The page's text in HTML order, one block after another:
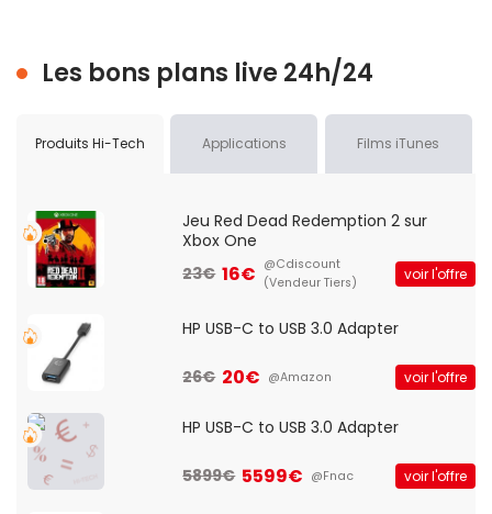
Les bons plans live 24h/24
Produits Hi-Tech Applications Films iTunes
Jeu Red Dead Redemption 2 sur
Xbox One
23€ 16€ @Cdiscount
(Vendeur Tiers)
voir l'offre
HP USB-C to USB 3.0 Adapter
26€ 20€ @Amazon voir l'offre
HP USB-C to USB 3.0 Adapter
5899€ 5599€ @Fnac voir l'offre